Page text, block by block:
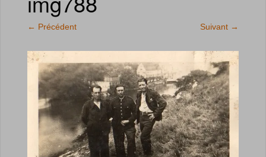
← Précédent Suivant →